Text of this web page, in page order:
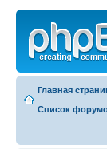
Главная
Список